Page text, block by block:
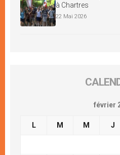
à Chartres
22 Mai 2026
février
L M M J